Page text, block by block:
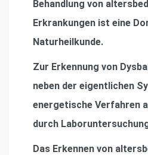
Behandlung von
Erkrankungen ist eine
Naturheilkunde.
Zur Erkennung von
neben der eigentlichen
energetische Verfahren
durch
Das Erkennen von